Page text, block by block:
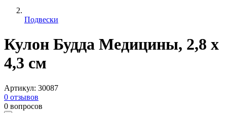
Подвески
Кулон Будда Медицины, 2,8 x
4,3 см
Артикул: 30087
0 отзывов
0 вопросов